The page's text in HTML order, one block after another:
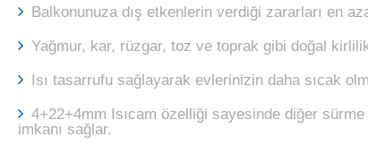
Balkonunuza dış etkenlerin verdiği zararları en
Yağmur, kar, rüzgar, toz ve toprak gibi doğal
Isı tasarrufu sağlayarak evlerinizin daha sıcak
4+22+4mm Isıcam özelliği sayesinde diğer
imkanı sağlar.